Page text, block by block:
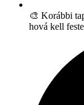
🎨 Korábbi
hová kell